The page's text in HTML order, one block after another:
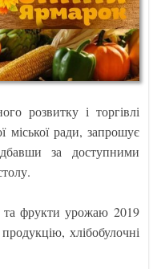
розвитку і торгівлі
міської ради, запрошує
за доступними
фрукти урожаю 2019
хлібобулочні